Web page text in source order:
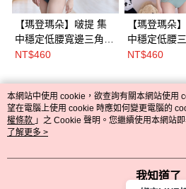
【瑪登瑪朵】啵提 集
中穩定低腰寬邊三角網
內褲 M-XL(香草膚/黑/
NT$460
【瑪登瑪朵
中穩定低腰
M-XXL(霜霧
NT$460
熱門標籤
本網站中使用 cookie，欲查詢有關本網站使用
望在電腦上使用 cookie 時應如何變更電腦的
權條款 」之 Cookie 聲明。您繼續使用本網站
用條款之 Cookie 聲明使用 cookie。
了解更多 >
我知道了